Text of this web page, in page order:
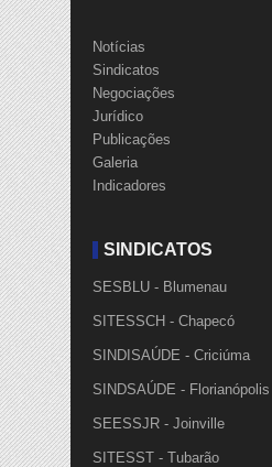
Notícias
Sindicatos
Negociações
Jurídico
Publicações
Galeria
Indicadores
SINDICATOS
SESBLU - Blumenau
SITESSCH - Chapecó
SINDISAÚDE - Criciúma
SINDSAÚDE - Florianópolis
SEESSJR - Joinville
SITESST - Tubarão